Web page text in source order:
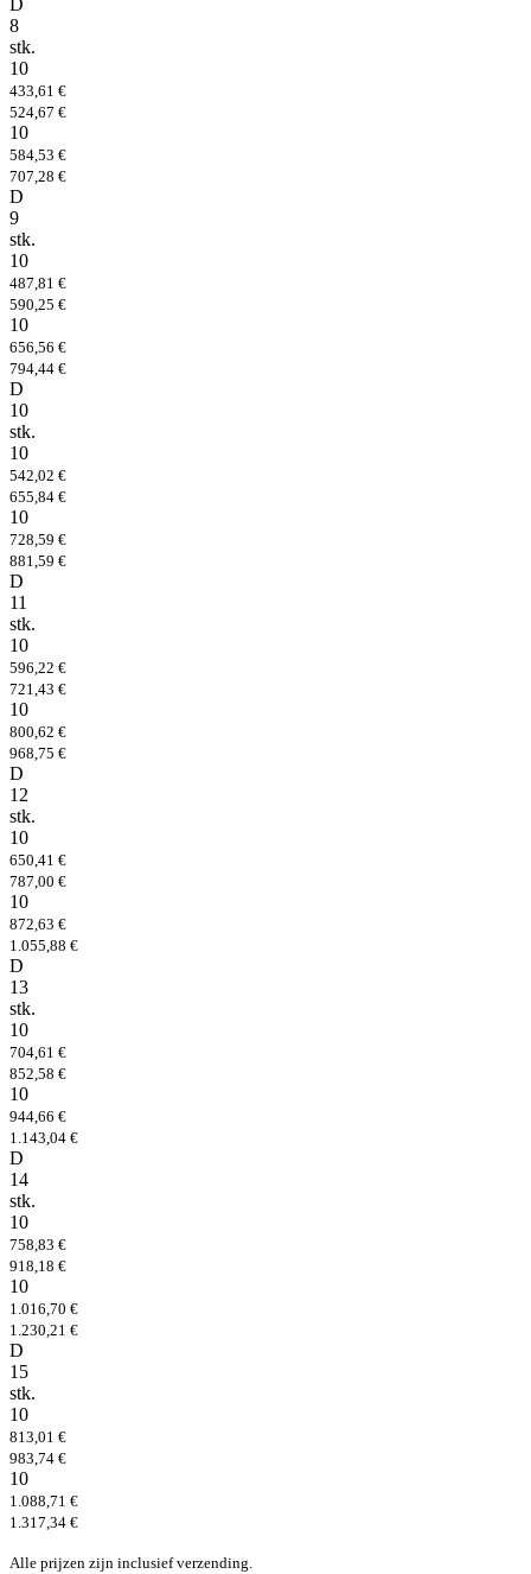
D
8
stk.
10
433,61 €
524,67 €
10
584,53 €
707,28 €
D
9
stk.
10
487,81 €
590,25 €
10
656,56 €
794,44 €
D
10
stk.
10
542,02 €
655,84 €
10
728,59 €
881,59 €
D
11
stk.
10
596,22 €
721,43 €
10
800,62 €
968,75 €
D
12
stk.
10
650,41 €
787,00 €
10
872,63 €
1.055,88 €
D
13
stk.
10
704,61 €
852,58 €
10
944,66 €
1.143,04 €
D
14
stk.
10
758,83 €
918,18 €
10
1.016,70 €
1.230,21 €
D
15
stk.
10
813,01 €
983,74 €
10
1.088,71 €
1.317,34 €
Alle prijzen zijn inclusief verzending.